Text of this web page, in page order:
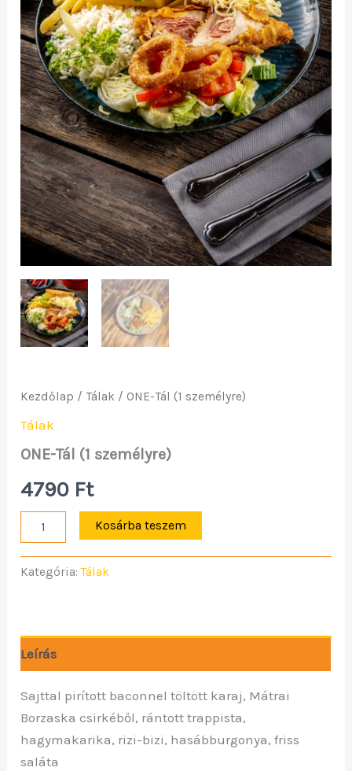
Kezdőlap /Tálak / ONE-Tál (1 személyre)
Tálak
ONE-Tál (1 személyre)
4790 Ft
Kosárba teszem
Kategória:Tálak
Leírás
Sajttal pirított baconnel töltött karaj, Mátrai
Borzaska csirkéből, rántott trappista,
hagymakarika, rizi-bizi, hasábburgonya, friss
saláta